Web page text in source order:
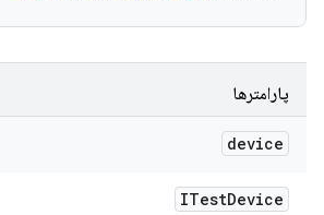
پارامترها
device
ITestDevice